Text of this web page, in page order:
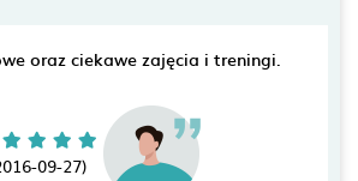
oraz ciekawe zajęcia i treningi.
09-27)